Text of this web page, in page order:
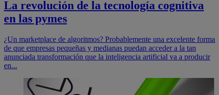
La revolución de la tecnología cognitiva
en las pymes
¿Un marketplace de algoritmos? Probablemente una excelente forma
de que empresas pequeñas y medianas puedan acceder a la tan
anunciada transformación que la inteligencia artificial va a producir
en...